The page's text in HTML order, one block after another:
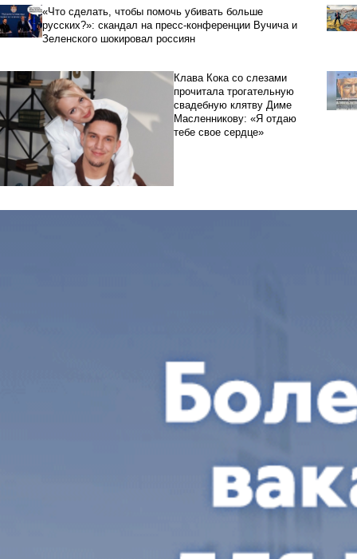
«Что сделать, чтобы помочь убивать больше
русских?»: скандал на пресс-конференции Вучича и
Зеленского шокировал россиян
Клава Кока со слезами
прочитала трогательную
свадебную клятву Диме
Масленникову: «Я отдаю
тебе свое сердце»